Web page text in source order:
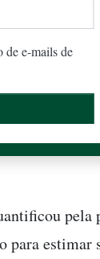
de e-mails de
pela
para estimar